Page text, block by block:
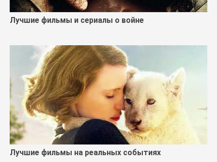
Лучшие фильмы и сериалы о войне
Лучшие фильмы на реальных событиях